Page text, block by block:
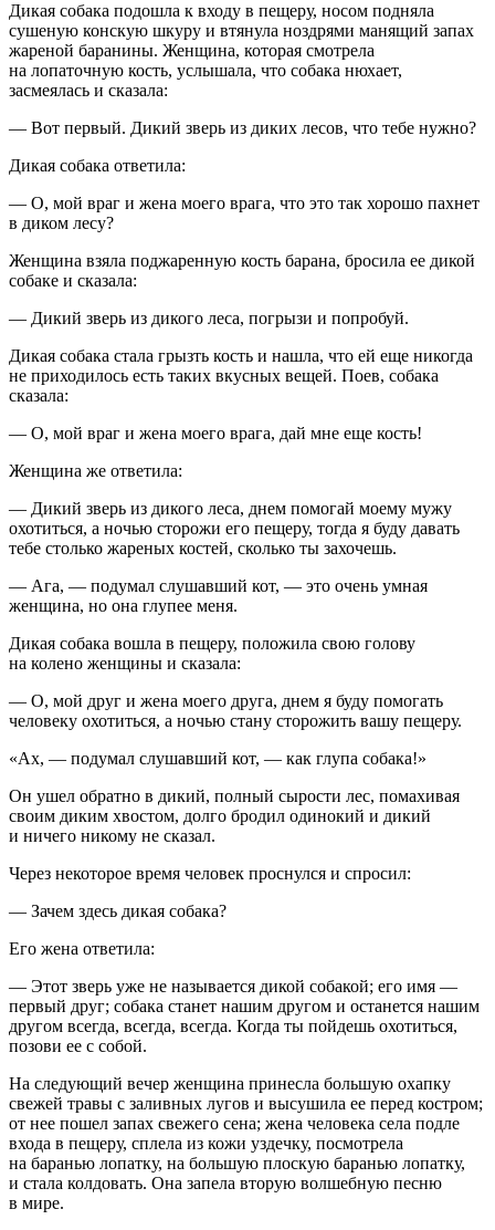
Дикая собака подошла к входу в пещеру, носом подняла
сушеную конскую шкуру и втянула ноздрями манящий запах
жареной баранины. Женщина, которая смотрела
на лопаточную кость, услышала, что собака нюхает,
засмеялась и сказала:
— Вот первый. Дикий зверь из диких лесов, что тебе нужно?
Дикая собака ответила:
— О, мой враг и жена моего врага, что это так хорошо пахнет
в диком лесу?
Женщина взяла поджаренную кость барана, бросила ее дикой
собаке и сказала:
— Дикий зверь из дикого леса, погрызи и попробуй.
Дикая собака стала грызть кость и нашла, что ей еще никогда
не приходилось есть таких вкусных вещей. Поев, собака
сказала:
— О, мой враг и жена моего врага, дай мне еще кость!
Женщина же ответила:
— Дикий зверь из дикого леса, днем помогай моему мужу
охотиться, а ночью сторожи его пещеру, тогда я буду давать
тебе столько жареных костей, сколько ты захочешь.
— Ага, — подумал слушавший кот, — это очень умная
женщина, но она глупее меня.
Дикая собака вошла в пещеру, положила свою голову
на колено женщины и сказала:
— О, мой друг и жена моего друга, днем я буду помогать
человеку охотиться, а ночью стану сторожить вашу пещеру.
«Ах, — подумал слушавший кот, — как глупа собака!»
Он ушел обратно в дикий, полный сырости лес, помахивая
своим диким хвостом, долго бродил одинокий и дикий
и ничего никому не сказал.
Через некоторое время человек проснулся и спросил:
— Зачем здесь дикая собака?
Его жена ответила:
— Этот зверь уже не называется дикой собакой; его имя —
первый друг; собака станет нашим другом и останется нашим
другом всегда, всегда, всегда. Когда ты пойдешь охотиться,
позови ее с собой.
На следующий вечер женщина принесла большую охапку
свежей травы с заливных лугов и высушила ее перед костром;
от нее пошел запах свежего сена; жена человека села подле
входа в пещеру, сплела из кожи уздечку, посмотрела
на баранью лопатку, на большую плоскую баранью лопатку,
и стала колдовать. Она запела вторую волшебную песню
в мире.